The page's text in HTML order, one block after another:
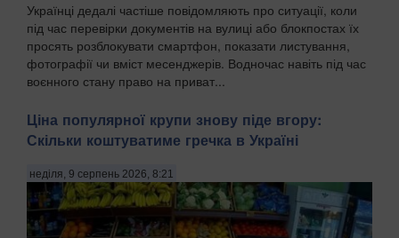
Українці дедалі частіше повідомляють про ситуації, коли
під час перевірки документів на вулиці або блокпостах їх
просять розблокувати смартфон, показати листування,
фотографії чи вміст месенджерів. Водночас навіть під час
воєнного стану право на приват...
Ціна популярної крупи знову піде вгору:
Скільки коштуватиме гречка в Україні
неділя, 9 серпень 2026, 8:21